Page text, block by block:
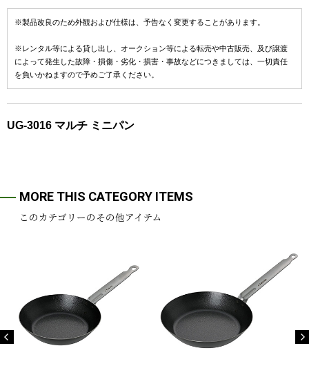
※製品改良のため外観および仕様は、予告なく変更することがあります。
※レンタル等による貸し出し、オークション等による転売や中古販売、及び譲渡
によって発生した故障・損傷・劣化・損害・事故などにつきましては、一切責任
を負いかねますので予めご了承ください。
UG-3016 マルチ ミニパン
MORE THIS CATEGORY ITEMS
このカテゴリーのその他アイテム